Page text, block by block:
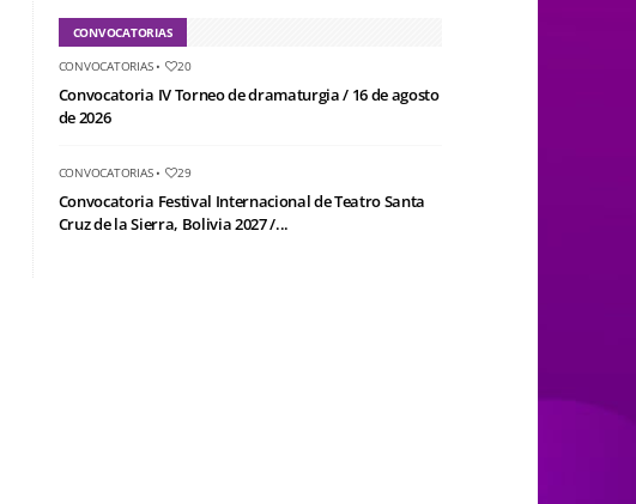
CONVOCATORIAS
CONVOCATORIAS• 20
Convocatoria IV Torneo de dramaturgia / 16 de agosto
de 2026
CONVOCATORIAS• 29
Convocatoria Festival Internacional de Teatro Santa
Cruz de la Sierra, Bolivia 2027 /...